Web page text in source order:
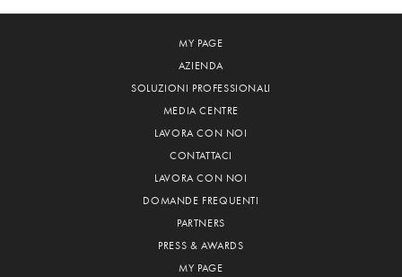
MY PAGE
AZIENDA
SOLUZIONI PROFESSIONALI
MEDIA CENTRE
LAVORA CON NOI
CONTATTACI
LAVORA CON NOI
DOMANDE FREQUENTI
PARTNERS
PRESS & AWARDS
MY PAGE